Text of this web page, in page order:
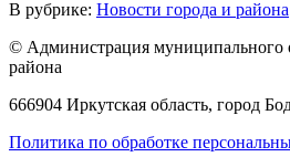
В рубрике: Новости города и района
© Администрация муниципального
района
666904 Иркутская область, город
Политика по обработке